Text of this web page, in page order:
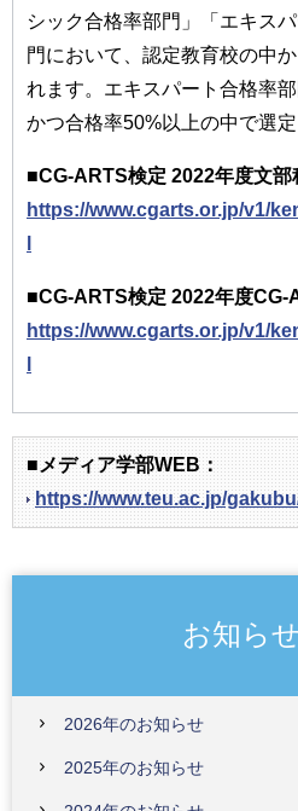
シック合格率部門」「エキス
門において、認定教育校の中
れます。エキスパート合格率
かつ合格率50%以上の中で選定
■CG-ARTS検定 2022年度文部
https://www.cgarts.or.jp/v1/
■CG-ARTS検定 2022年度CG-
https://www.cgarts.or.jp/v1/
■メディア学部WEB：
https://www.teu.ac.jp/
お知ら
2026年のお知らせ
2025年のお知らせ